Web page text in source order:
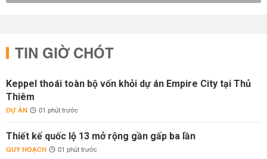
TIN GIỜ CHÓT
Keppel thoái toàn bộ vốn khỏi dự án Empire City tại Thủ
Thiêm
DỰ ÁN 01 phút trước
Thiết kế quốc lộ 13 mở rộng gần gấp ba lần
QUY HOẠCH 01 phút trước